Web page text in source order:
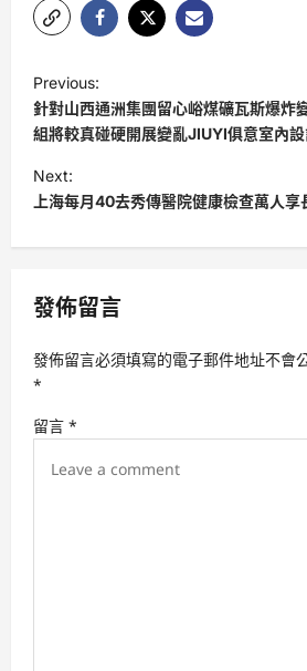
o
s
t
n
a
i
a
t
i
Previous:
針對山西通洲集團留心峪煤礦瓦斯爆炸
組將較真碰硬開展變亂JIUYI俱意室內
Next:
上海每月40去秀傳醫院健康檢查萬人享
發佈留言
發佈留言必須填寫的電子郵件地址不會
*
留言 *